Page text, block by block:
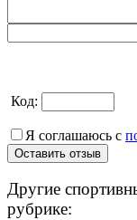
Код:
Я соглашаюсь с
Другие
рубрике: